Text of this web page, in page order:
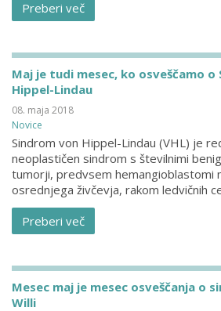
Preberi več
Maj je tudi mesec, ko osveščamo o
Hippel-Lindau
08. maja 2018
Novice
Sindrom von Hippel-Lindau (VHL) je
neoplastičen sindrom s številnimi
tumorji, predvsem hemangioblastomi
osrednjega živčevja, rakom ledvičnih
Preberi več
Mesec maj je mesec osveščanja o
Willi